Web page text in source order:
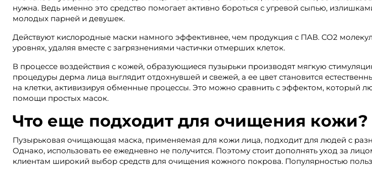
нужна. Ведь именно это средство помогает активно бороться с угревой сыпью,
молодых парней и девушек.
Действуют кислородные маски намного эффективнее, чем продукция с ПАВ. CO2
уровнях, удаляя вместе с загрязнениями частички отмерших клеток.
В процессе воздействия с кожей, образующиеся пузырьки производят мягкую
процедуры дерма лица выглядит отдохнувшей и свежей, а ее цвет становится
на клетки, активизируя обменные процессы. Это можно сравнить с эффектом, который
помощи простых масок.
Что еще подходит для очищения кожи?
Пузырьковая очищающая маска, применяемая для кожи лица, подходит для людей с
Однако, использовать ее ежедневно не получится. Поэтому стоит дополнять уход за
клиентам широкий выбор средств для очищения кожного покрова. Популярностью